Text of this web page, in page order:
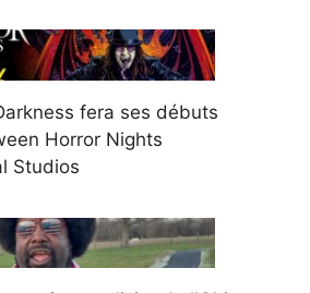
fera ses débuts
Horror Nights
Studios